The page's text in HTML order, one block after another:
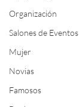
Organización
Salones de Eventos
Mujer
Novias
Famosos